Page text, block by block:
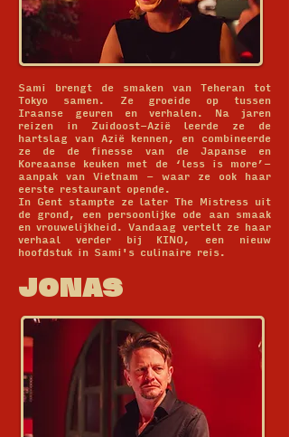
Sami brengt de smaken van Teheran tot
Tokyo samen. Ze groeide op tussen
Iraanse geuren en verhalen. Na jaren
reizen in Zuidoost-Azië leerde ze de
hartslag van Azië kennen, en combineerde
ze de de finesse van de Japanse en
Koreaanse keuken met de ‘less is more’-
aanpak van Vietnam - waar ze ook haar
eerste restaurant opende.
In Gent stampte ze later The Mistress uit
de grond, een persoonlijke ode aan smaak
en vrouwelijkheid. Vandaag vertelt ze haar
verhaal verder bij KINO, een nieuw
hoofdstuk in Sami's culinaire reis.
JONAS